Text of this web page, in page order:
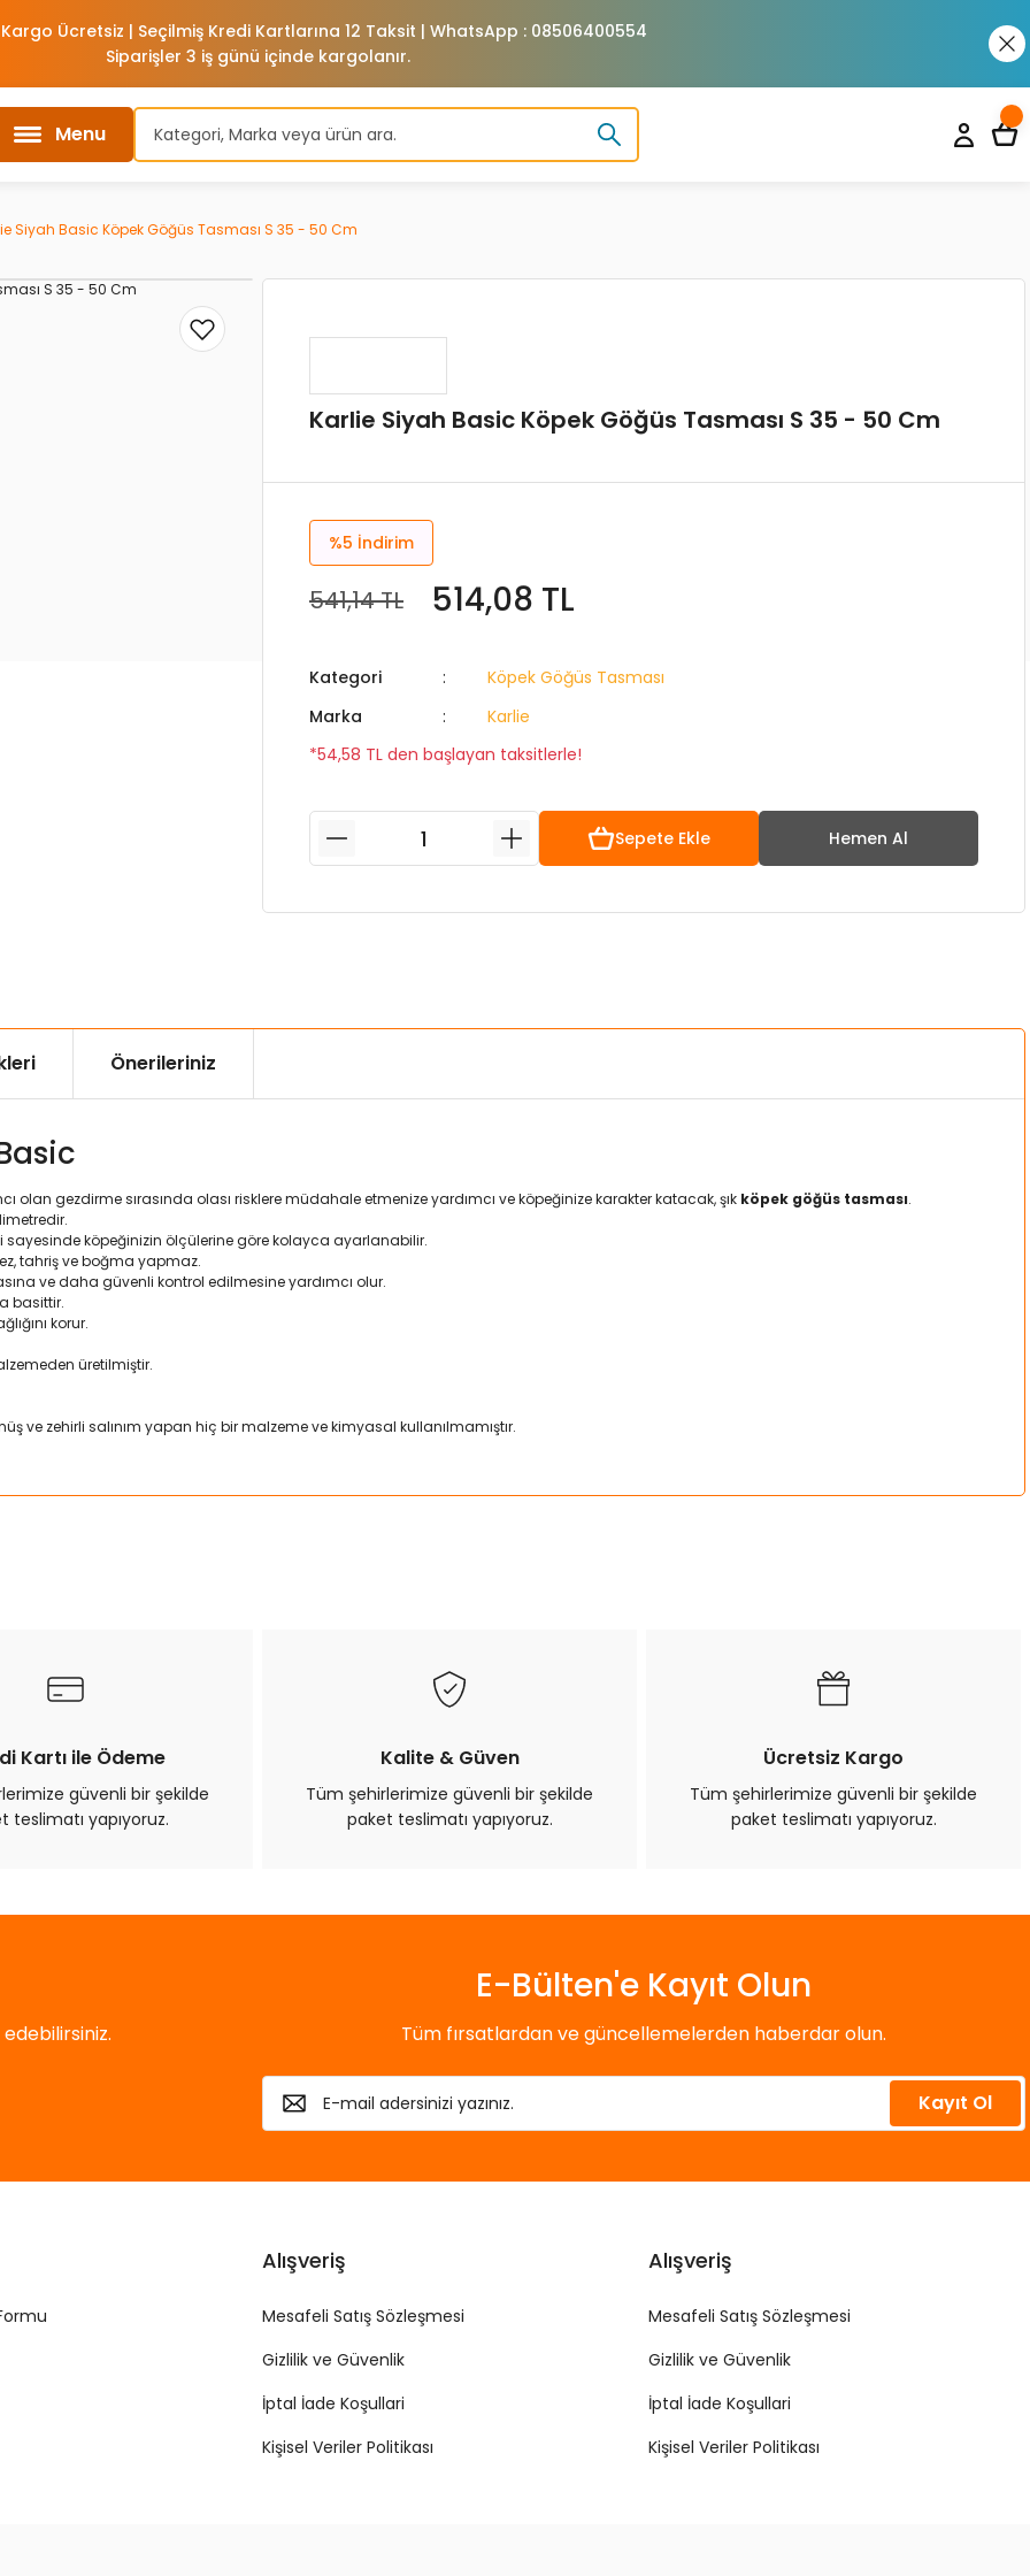
Kargo Ücretsiz | Seçilmiş Kredi Kartlarına 12 Taksit | WhatsApp : 08506400554
Siparişler 3 iş günü içinde kargolanır.
Menu
Siyah Basic Köpek Göğüs Tasması S 35 - 50 Cm
Karlie Siyah Basic Köpek Göğüs Tasması S 35 - 50 Cm
%5 İndirim
541,14 TL 514,08 TL
Kategori
Köpek Göğüs Tasması
Marka
Karlie
*54,58 TL den başlayan taksitlerle!
Sepete Ekle Hemen Al
Önerileriniz
olan gezdirme sırasında olası risklere müdahale etmenize yardımcı ve köpeğinize karakter katacak, şık köpek göğüs tasması.
sayesinde köpeğinizin ölçülerine göre kolayca ayarlanabilir.
tahriş ve boğma yapmaz.
ve daha güvenli kontrol edilmesine yardımcı olur.
basittir.
korur.
üretilmiştir.
ve zehirli salınım yapan hiç bir malzeme ve kimyasal kullanılmamıştır.
Kartı ile Ödeme
güvenli bir şekilde
teslimatı yapıyoruz.
Kalite & Güven
Tüm şehirlerimize güvenli bir şekilde
paket teslimatı yapıyoruz.
Ücretsiz Kargo
Tüm şehirlerimize güvenli bir şekilde
paket teslimatı yapıyoruz.
E-Bülten'e Kayıt Olun
Tüm fırsatlardan ve güncellemelerden haberdar olun.
Kayıt Ol
Alışveriş
Mesafeli Satış Sözleşmesi
Gizlilik ve Güvenlik
İptal İade Koşullari
Kişisel Veriler Politikası
Alışveriş
Mesafeli Satış Sözleşmesi
Gizlilik ve Güvenlik
İptal İade Koşullari
Kişisel Veriler Politikası